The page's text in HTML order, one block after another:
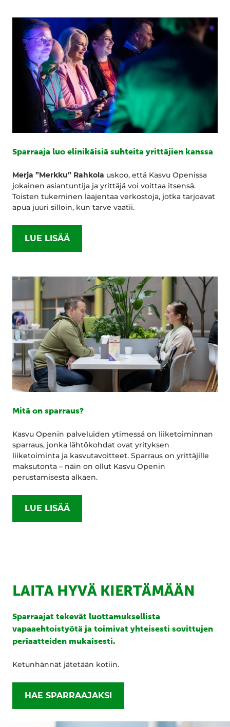
Sparraaja luo elinikäisiä suhteita yrittäjien kanssa
Merja ”Merkku” Rahkola uskoo, että Kasvu Openissa
jokainen asiantuntija ja yrittäjä voi voittaa itsensä.
Toisten tukeminen laajentaa verkostoja, jotka tarjoavat
apua juuri silloin, kun tarve vaatii.
LUE LISÄÄ
Mitä on sparraus?
Kasvu Openin palveluiden ytimessä on liiketoiminnan
sparraus, jonka lähtökohdat ovat yrityksen
liiketoiminta ja kasvutavoitteet. Sparraus on yrittäjille
maksutonta – näin on ollut Kasvu Openin
perustamisesta alkaen.
LUE LISÄÄ
LAITA HYVÄ KIERTÄMÄÄN
Sparraajat tekevät luottamuksellista
vapaaehtoistyötä ja toimivat yhteisesti sovittujen
periaatteiden mukaisesti.
Ketunhännät jätetään kotiin.
HAE SPARRAAJAKSI